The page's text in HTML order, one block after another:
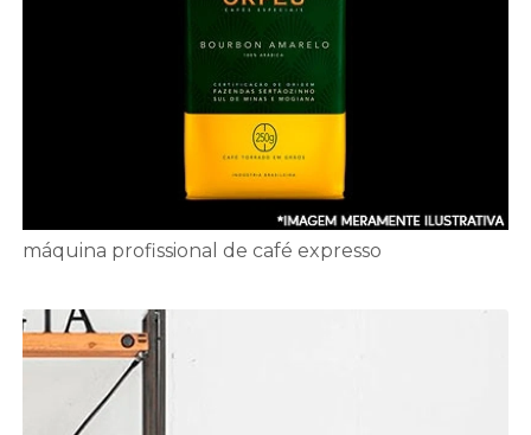
máquina profissional de café expresso